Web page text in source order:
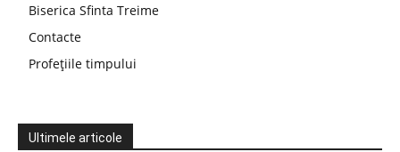
Biserica Sfinta Treime
Contacte
Profețiile timpului
Ultimele articole